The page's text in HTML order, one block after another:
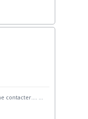
contacter.... ...